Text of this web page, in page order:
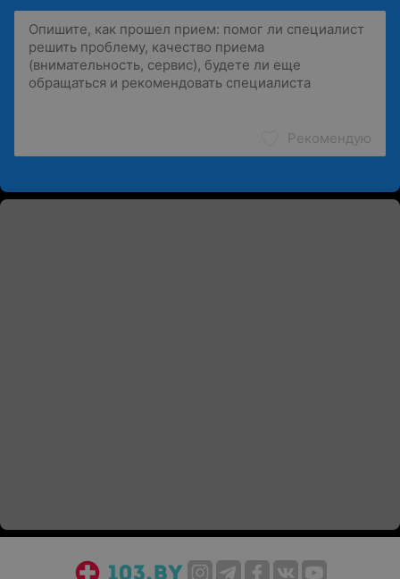
Рекомендую